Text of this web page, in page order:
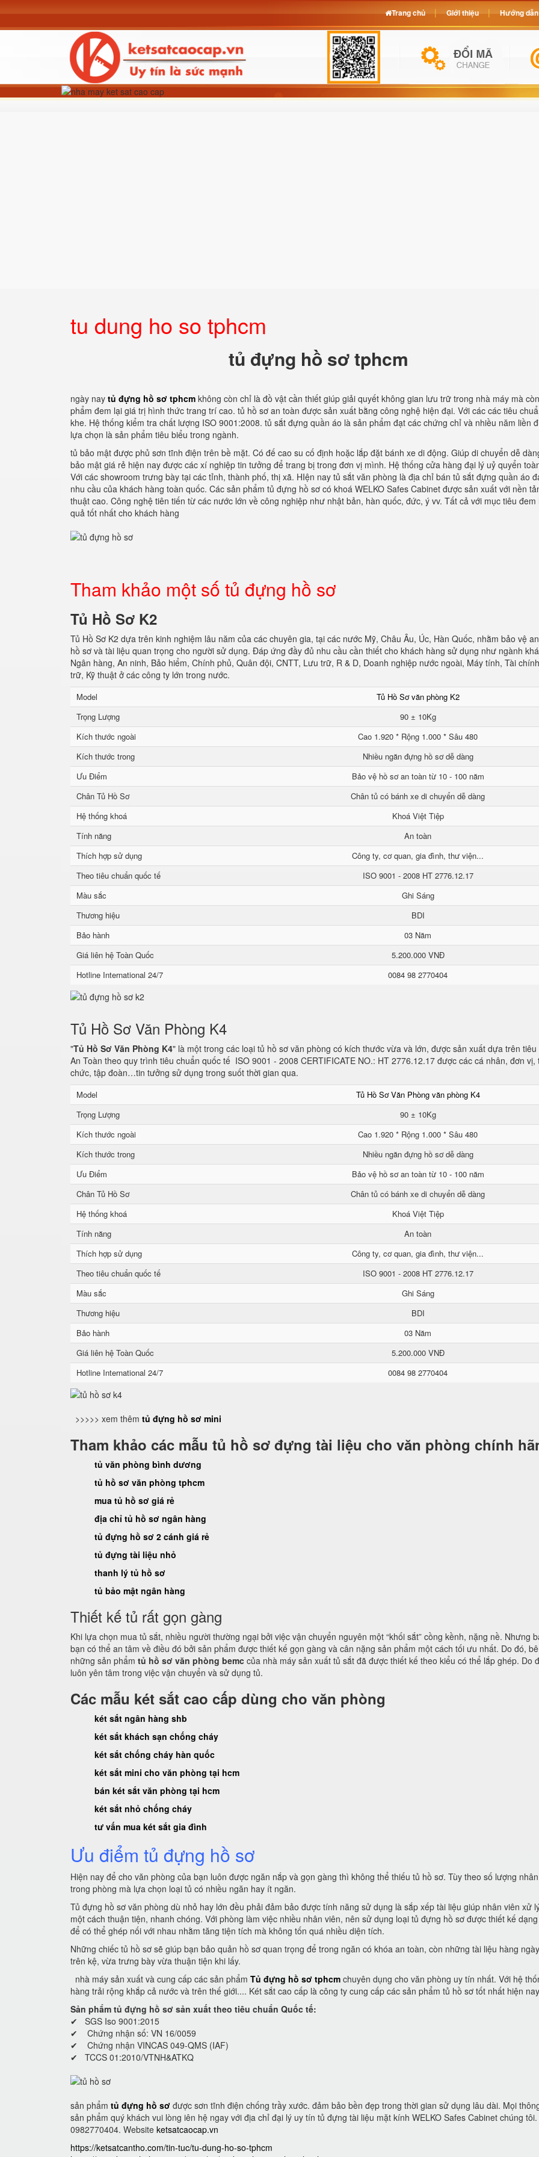
tu dung ho so tphcm
tủ đựng hồ sơ tphcm
ngày nay tủ đựng hồ sơ tphcm không còn chỉ là đồ vật cần thiết giúp giải quyết không gian lưu trữ trong nhà máy mà
phẩm đem lại giá trị hình thức trang trí cao. tủ hồ sơ an toàn được sản xuất bằng công nghệ hiện đại. Với các các tiêu
khe. Hệ thống kiểm tra chất lượng ISO 9001:2008. tủ sắt đựng quần áo là sản phẩm đạt các chứng chỉ và nhiều năm liền
lựa chọn là sản phẩm tiêu biểu trong ngành.
tủ bảo mật được phủ sơn tĩnh điện trên bề mặt. Có đế cao su cố định hoặc lắp đặt bánh xe di động. Giúp di chuyển dễ
bảo mật giá rẻ hiện nay được các xí nghiệp tin tưởng để trang bị trong đơn vị mình. Hệ thống cửa hàng đại lý uỷ quyển
Với các showroom trưng bày tại các tỉnh, thành phố, thị xã. HIện nay tủ sắt văn phòng là địa chỉ bán tủ sắt đựng quần áo
nhu cầu của khách hàng toàn quốc. Các sản phẩm tủ đựng hồ sơ có khoá WELKO Safes Cabinet được sản xuất với nền
thuật cao. Công nghệ tiên tiến từ các nước lớn về công nghiệp như nhật bản, hàn quốc, đức, ý vv. Tất cả với mục tiêu đem
quả tốt nhất cho khách hàng
Tham khảo một số tủ đựng hồ sơ
Tủ Hồ Sơ K2
Tủ Hồ Sơ K2 dựa trên kinh nghiệm lâu năm của các chuyên gia, tại các nước Mỹ, Châu Âu, Úc, Hàn Quốc, nhằm bảo vệ
hồ sơ và tài liệu quan trọng cho người sử dụng. Đáp ứng đầy đủ nhu cầu cần thiết cho khách hàng sử dụng như ngành
Ngân hàng, An ninh, Bảo hiểm, Chính phủ, Quân đội, CNTT, Lưu trữ, R & D, Doanh nghiệp nước ngoài, Máy tính, Tài
trữ, Kỹ thuật ở các công ty lớn trong nước.
Model
Tủ Hồ Sơ văn phòng K2
Trọng Lượng
90 ± 10Kg
Kích thước ngoài
Cao 1.920 * Rộng 1.000 * Sâu 480
Kích thước trong
Nhiều ngăn đựng hồ sơ dễ dàng
Ưu Điểm
Bảo vệ hồ sơ an toàn từ 10 - 100 năm
Chân Tủ Hồ Sơ
Chân tủ có bánh xe di chuyển dễ dàng
Hệ thống khoá
Khoá Việt Tiệp
Tính năng
An toàn
Thích hợp sử dụng
Công ty, cơ quan, gia đình, thư viện...
Theo tiêu chuẩn quốc tế
ISO 9001 - 2008 HT 2776.12.17
Màu sắc
Ghi Sáng
Thương hiệu
BDI
Bảo hành
03 Năm
Giá liên hệ Toàn Quốc
5.200.000 VNĐ
Hotline International 24/7
0084 98 2770404
Tủ Hồ Sơ Văn Phòng K4
"Tủ Hồ Sơ Văn Phòng K4" là một trong các loại tủ hồ sơ văn phòng có kích thước vừa và lớn, được sản xuất dựa trên tiêu
An Toàn theo quy trình tiêu chuẩn quốc tế ISO 9001 - 2008 CERTIFICATE NO.: HT 2776.12.17 được các cá nhân, đơn vị,
chức, tập đoàn…tin tưởng sử dụng trong suốt thời gian qua.
Model
Tủ Hồ Sơ Văn Phòng văn phòng K4
Trọng Lượng
90 ± 10Kg
Kích thước ngoài
Cao 1.920 * Rộng 1.000 * Sâu 480
Kích thước trong
Nhiều ngăn đựng hồ sơ dễ dàng
Ưu Điểm
Bảo vệ hồ sơ an toàn từ 10 - 100 năm
Chân Tủ Hồ Sơ
Chân tủ có bánh xe di chuyển dễ dàng
Hệ thống khoá
Khoá Việt Tiệp
Tính năng
An toàn
Thích hợp sử dụng
Công ty, cơ quan, gia đình, thư viện...
Theo tiêu chuẩn quốc tế
ISO 9001 - 2008 HT 2776.12.17
Màu sắc
Ghi Sáng
Thương hiệu
BDI
Bảo hành
03 Năm
Giá liên hệ Toàn Quốc
5.200.000 VNĐ
Hotline International 24/7
0084 98 2770404
>>>>> xem thêm tủ đựng hồ sơ mini
Tham khảo các mẫu tủ hồ sơ đựng tài liệu cho văn phòng chính
tủ văn phòng bình dương
tủ hồ sơ văn phòng tphcm
mua tủ hồ sơ giá rẻ
địa chỉ tủ hồ sơ ngân hàng
tủ đựng hồ sơ 2 cánh giá rẻ
tủ đựng tài liệu nhỏ
thanh lý tủ hồ sơ
tủ bảo mật ngân hàng
Thiết kế tủ rất gọn gàng
Khi lựa chọn mua tủ sắt, nhiều người thường ngại bởi việc vận chuyển nguyên một “khối sắt” cồng kềnh, nặng nề. Nhưng
bạn có thể an tâm về điều đó bởi sản phẩm được thiết kế gọn gàng và cân nặng sản phẩm một cách tối ưu nhất. Do đó,
những sản phẩm tủ hồ sơ văn phòng bemc của nhà máy sản xuất tủ sắt đã được thiết kế theo kiểu có thể lắp ghép. Do
luôn yên tâm trong việc vận chuyển và sử dụng tủ.
Các mẫu két sắt cao cấp dùng cho văn phòng
két sắt ngân hàng shb
két sắt khách sạn chống cháy
két sắt chống cháy hàn quốc
két sắt mini cho văn phòng tại hcm
bán két sắt văn phòng tại hcm
két sắt nhỏ chống cháy
tư vấn mua két sắt gia đình
Ưu điểm tủ đựng hồ sơ
Hiện nay để cho văn phòng của bạn luôn được ngăn nắp và gọn gàng thì không thể thiếu tủ hồ sơ. Tùy theo số lượng
trong phòng mà lựa chọn loại tủ có nhiều ngăn hay ít ngăn.
Tủ đựng hồ sơ văn phòng dù nhỏ hay lớn đều phải đảm bảo được tính năng sử dụng là sắp xếp tài liệu giúp nhân viên xử
một cách thuận tiện, nhanh chóng. Với phòng làm việc nhiều nhân viên, nên sử dụng loại tủ đựng hồ sơ được thiết kế
để có thể ghép nối với nhau nhằm tăng tiện tích mà không tốn quá nhiều diện tích.
Những chiếc tủ hồ sơ sẽ giúp bạn bảo quản hồ sơ quan trọng để trong ngăn có khóa an toàn, còn những tài liệu hàng
trên kệ, vừa trưng bày vừa thuận tiện khi lấy.
nhà máy sản xuất và cung cấp các sản phẩm Tủ đựng hồ sơ tphcm chuyên dụng cho văn phòng uy tín nhất. Với hệ
hàng trải rộng khắp cả nước và trên thế giới.... Két sắt cao cấp là công ty cung cấp các sản phẩm tủ hồ sơ tốt nhất hiện
Sản phẩm tủ đựng hồ sơ sản xuất theo tiêu chuẩn Quốc tế:
✔ SGS Iso 9001:2015
✔ Chứng nhận số: VN 16/0059
✔ Chứng nhận VINCAS 049-QMS (IAF)
✔ TCCS 01:2010/VTNH&ATKQ
sản phẩm tủ đựng hồ sơ được sơn tĩnh điện chống trầy xước. đảm bảo bền đẹp trong thời gian sử dụng lâu dài. Mọi
sản phẩm quý khách vui lòng iên hệ ngay với địa chỉ đại lý uy tín tủ đựng tài liệu mặt kính WELKO Safes Cabinet chúng
0982770404. Website ketsatcaocap.vn
https://ketsatcantho.com/tin-tuc/tu-dung-ho-so-tphcm
Trang chủ Giới thiệu Hướng